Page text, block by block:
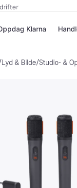
Klarna
Lyd & Bilde/Studio- &